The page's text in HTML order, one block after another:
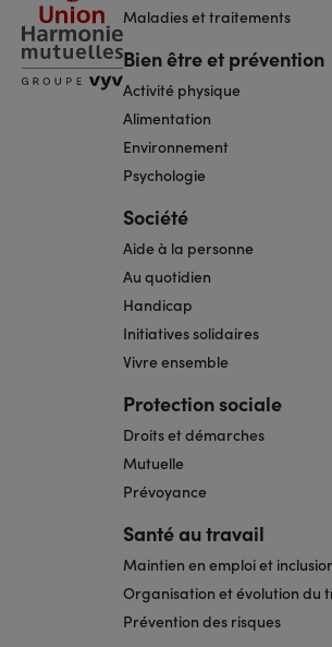
Maladies et traitements
Bien être et prévention
Activité physique
Alimentation
Environnement
Psychologie
Société
Aide à la personne
Au quotidien
Handicap
Initiatives solidaires
Vivre ensemble
Protection sociale
Droits et démarches
Mutuelle
Prévoyance
Santé au travail
Maintien en emploi et
Organisation et évolution du
Prévention des risques